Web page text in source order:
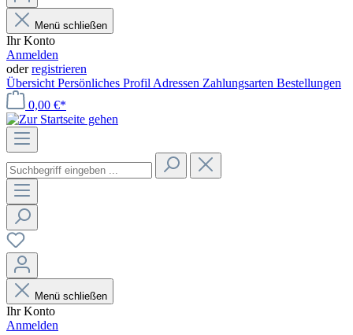
Menü schließen
Ihr Konto
Anmelden
oderregistrieren
Übersicht Persönliches Profil Adressen Zahlungsarten Bestellungen
0,00 €*
Menü schließen
Ihr Konto
Anmelden